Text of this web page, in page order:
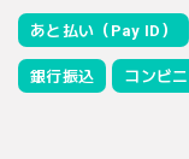
あと払い（Pay ID）
銀行振込 コンビ